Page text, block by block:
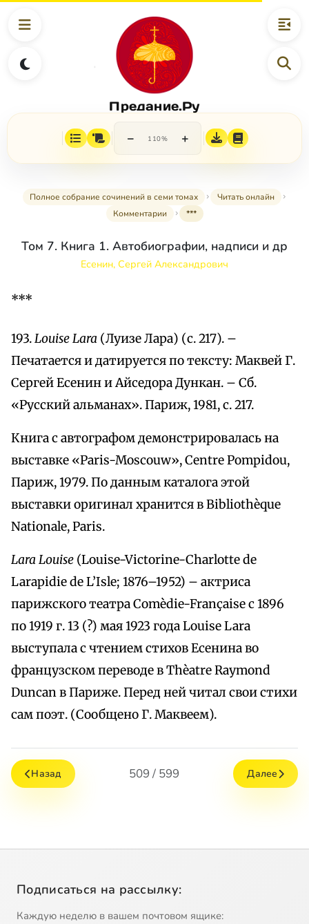
Предание.Ру
− 110% +
Полное собрание сочинений в семи томах
Читать онлайн
Комментарии
***
Том 7. Книга 1. Автобиографии, надписи и др
Есенин, Сергей Александрович
***
193.Louise Lara (Луизе Лара) (с. 217). –
Печатается и датируется по тексту: Маквей Г.
Сергей Есенин и Айседора Дункан. – Сб.
«Русский альманах». Париж, 1981, с. 217.
Книга с автографом демонстрировалась на
выставке «Paris-Moscouw», Centre Pompidou,
Париж, 1979. По данным каталога этой
выставки оригинал хранится в Bibliothèque
Nationale, Paris.
Lara Louise (Louise-Victorine-Charlotte de
Larapidie de L’Isle; 1876–1952) – актриса
парижского театра Comèdie-Française с 1896
по 1919 г. 13 (?) мая 1923 года Louise Lara
выступала с чтением стихов Есенина во
французском переводе в Thèatre Raymond
Duncan в Париже. Перед ней читал свои стихи
сам поэт. (Сообщено Г. Маквеем).
Назад 509 / 599 Далее
Подписаться на рассылку:
Каждую неделю в вашем почтовом ящике: